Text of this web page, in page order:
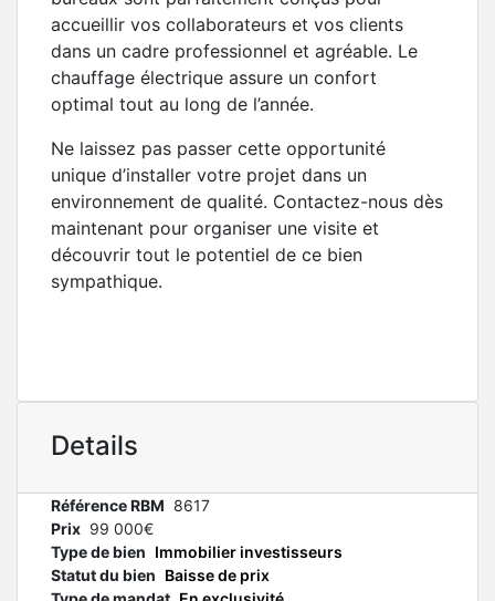
accueillir vos collaborateurs et vos clients
dans un cadre professionnel et agréable. Le
chauffage électrique assure un confort
optimal tout au long de l’année.
Ne laissez pas passer cette opportunité
unique d’installer votre projet dans un
environnement de qualité. Contactez-nous dès
maintenant pour organiser une visite et
découvrir tout le potentiel de ce bien
sympathique.
Details
Référence RBM 8617
Prix 99 000€
Type de bien Immobilier investisseurs
Statut du bien Baisse de prix